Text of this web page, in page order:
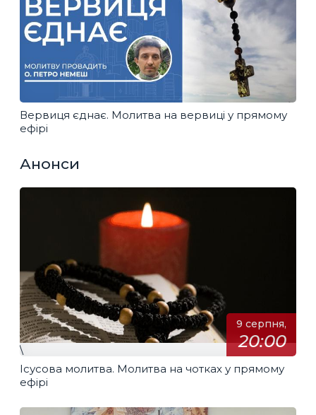
Вервиця єднає. Молитва на вервиці у прямому
ефірі
Анонси
9 серпня,
20:00
\
Ісусова молитва. Молитва на чотках у прямому
ефірі